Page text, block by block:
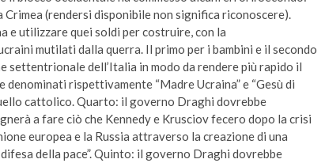
(rendersi disponibile non significa riconoscere).
e utilizzare quei soldi per costruire, con la
mutilati dalla querra. Il primo per i bambini e il secondo
dell’Italia in modo da rendere più rapido il
rispettivamente “Madre Ucraina” e “Gesù di
cattolico. Quarto: il governo Draghi dovrebbe
a fare ciò che Kennedy e Krusciov fecero dopo la crisi
europea e la Russia attraverso la creazione di una
della pace”. Quinto: il governo Draghi dovrebbe